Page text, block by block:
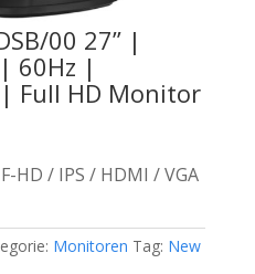
00 27” |
60Hz |
Full HD Monitor
HD / IPS / HDMI / VGA
Monitoren Tag: New